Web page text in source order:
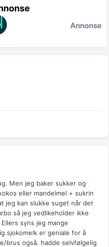
Annonse
Men jeg baker sukker og
eller mandelmel + sukrin
jeg kan slukke suget når det
så jeg vedlikeholder ikke
syns jeg mange
sjokomelk er geniale for å
brus også. hadde selvfølgelig